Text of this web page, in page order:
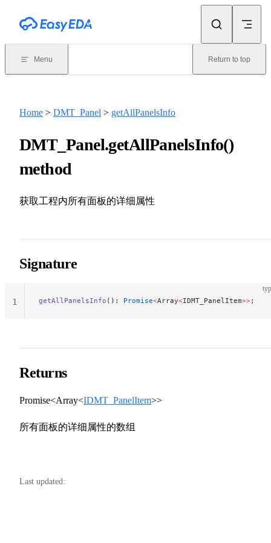
Menu Return to top
Home > DMT_Panel > getAllPanelsInfo
DMT_Panel.getAllPanelsInfo()
method
获取工程内所有面板的详细属性
Signature
getAllPanelsInfo (): Promise<Array<IDMT_PanelItem>>;
1
Returns
Promise<Array<IDMT_PanelItem>>
所有面板的详细属性的数组
Last updated: